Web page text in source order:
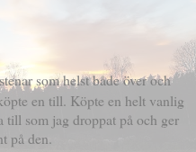
som helst både över och
en till. Köpte en helt vanlig
som jag droppat på och ger
på den.